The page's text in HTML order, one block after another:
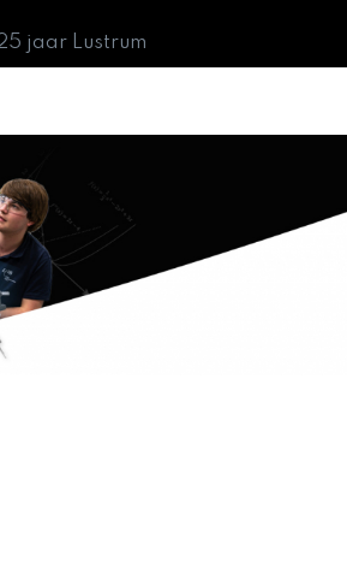
jaar Lustrum